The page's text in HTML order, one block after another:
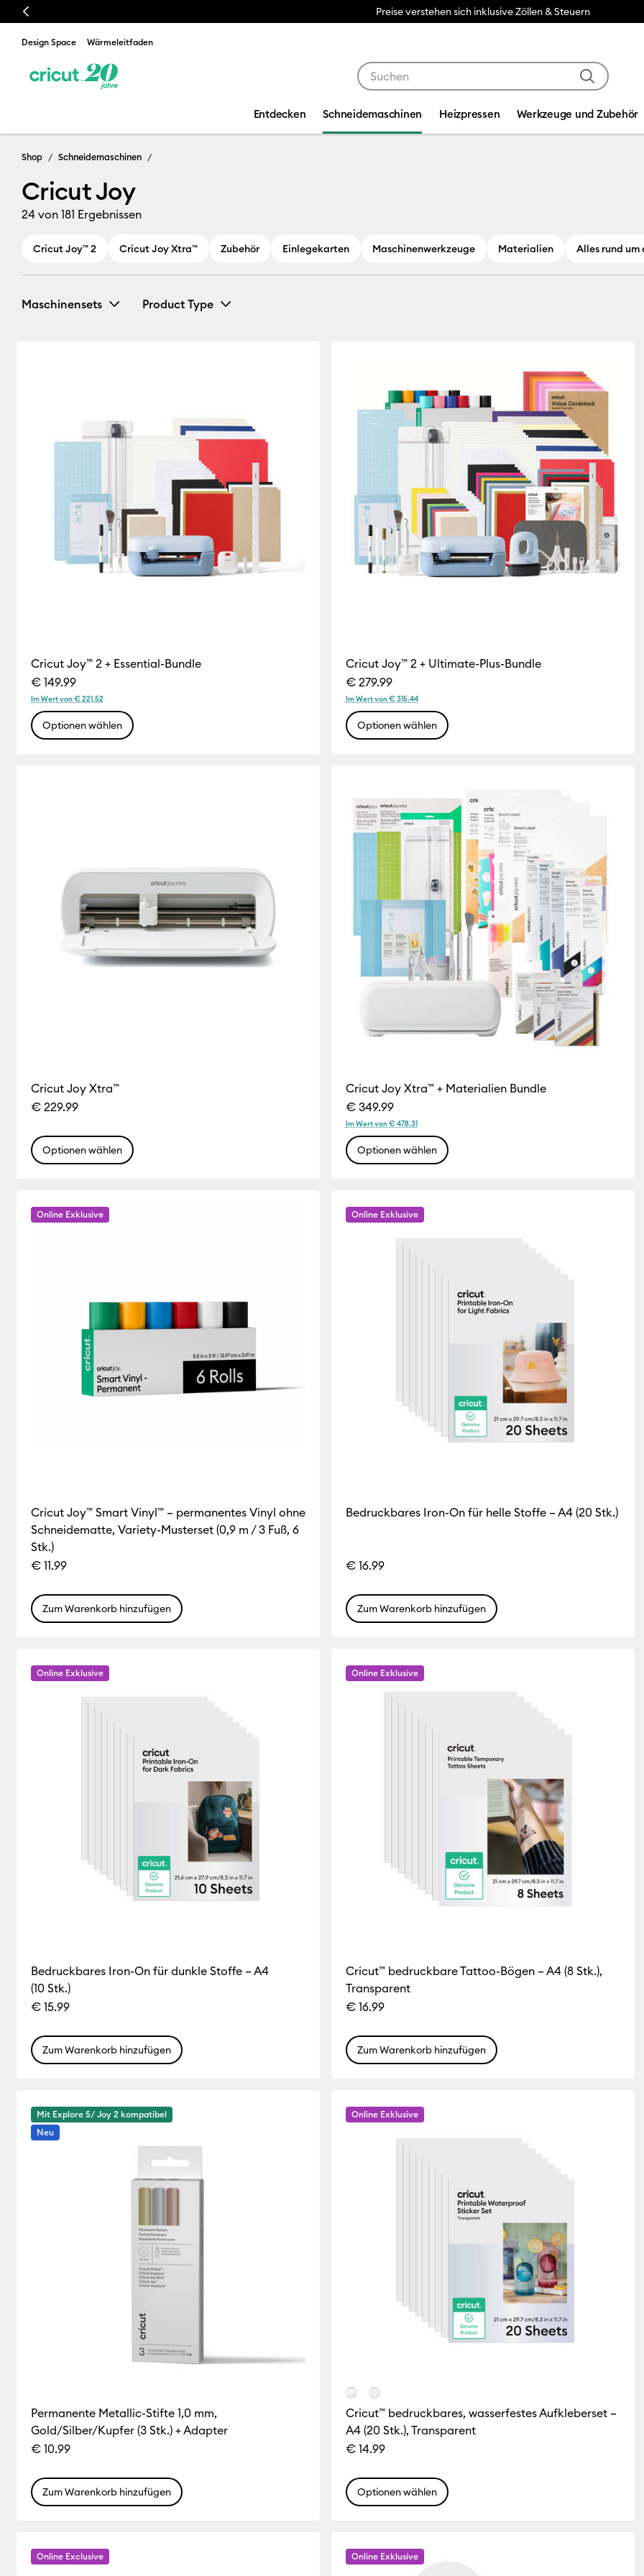
Previous
verstehen sich inklusive Zöllen & Steuern
Design Space Wärmeleitfaden
Entdecken Schneidemaschinen Heizpressen Werkzeuge und Zubehör
Cricut Joy
Shop Schneidemaschinen
Cricut Joy
24 von 181 Ergebnissen
Cricut Joy™ 2 Cricut Joy Xtra™ Zubehör Einlegekarten Maschinenwerkzeuge Materialien Alles rund
Maschinensets Product Type
Cricut Blanks Verfeinern nach Product Type: Cricut Blanks
Infusible Ink (8)Verfeinern nach Product Type: Infusible Ink
Insert/Cutaway Cards Verfeinern nach Product Type: Insert/Cutaway Cards
Iron-On (28) Verfeinern nach Product Type: Iron-On
Pens Verfeinern nach Product Type: Pens
Verfeinern nach Product Type: Tools & Accessories
Cricut Joy™ 2 + Essential-Bundle
€ 149.99
Im Wert von € 221.52
Optionen wählen
Cricut Joy™ 2 + Ultimate-Plus-Bundle
€ 279.99
Im Wert von € 315.44
Optionen wählen
Cricut Joy Xtra™
€ 229.99
Optionen wählen
Cricut Joy Xtra™ + Materialien Bundle
€ 349.99
Im Wert von € 478.31
Optionen wählen
Online Exklusive
Cricut Joy™ Smart Vinyl™ – permanentes Vinyl ohne
Schneidematte, Variety-Musterset (0,9 m / 3 Fuß, 6
Stk.)
€ 11.99
Zum Warenkorb hinzufügen
Online Exklusive
Bedruckbares Iron-On für helle Stoffe – A4 (20 Stk.)
€ 16.99
Zum Warenkorb hinzufügen
Online Exklusive
Bedruckbares Iron-On für dunkle Stoffe – A4
(10 Stk.)
€ 15.99
Zum Warenkorb hinzufügen
Online Exklusive
Cricut™ bedruckbare Tattoo-Bögen – A4 (8 Stk.),
Transparent
€ 16.99
Zum Warenkorb hinzufügen
Mit Explore 5/ Joy 2 kompatibel
Neu
Permanente Metallic-Stifte 1,0 mm,
Gold/Silber/Kupfer (3 Stk.) + Adapter
€ 10.99
Zum Warenkorb hinzufügen
Online Exklusive
Cricut™ bedruckbares, wasserfestes Aufkleberset –
A4 (20 Stk.), Transparent
€ 14.99
Optionen wählen
Online Exclusive Online Exklusive